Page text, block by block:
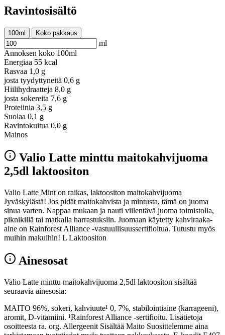
Ravintosisältö
100ml Koko pakkaus
ml
Annoksen koko 100ml
Energiaa 55 kcal
Rasvaa 1,0 g
josta tyydyttyneitä 0,6 g
Hiilihydraatteja 8,0 g
josta sokereita 7,6 g
Proteiinia 3,5 g
Suolaa 0,1 g
Ravintokuitua 0,0 g
Mainos
Valio Latte minttu maitokahvijuoma
2,5dl laktoositon
Valio Latte Mint on raikas, laktoositon maitokahvijuoma
Jyväskylästä! Jos pidät maitokahvista ja mintusta, tämä on juoma
sinua varten. Nappaa mukaan ja nauti viilentävä juoma toimistolla,
piknikillä tai matkalla harrastuksiin. Juomaan käytetty kahviraaka-
aine on Rainforest Alliance -vastuullisuussertifioitua. Tutustu myös
muihin makuihin! L Laktoositon
Ainesosat
Valio Latte minttu maitokahvijuoma 2,5dl laktoositon sisältää
seuraavia ainesosia:
MAITO 96%, sokeri, kahviuute¹ 0, 7%, stabilointiaine (karrageeni),
aromit, D-vitamiini. ¹Rainforest Alliance -sertifioitu. Lisätietoja
osoitteesta ra. org. Allergeenit Sisältää Maito Suosittelemme aina